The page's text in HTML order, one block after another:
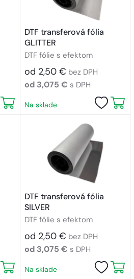
DTF transferová fólia
GLITTER
DTF fólie s efektom
od 2,50 € bez DPH
od 3,075 € s DPH
Na sklade
DTF transferová fólia
SILVER
DTF fólie s efektom
od 2,50 € bez DPH
od 3,075 € s DPH
Na sklade